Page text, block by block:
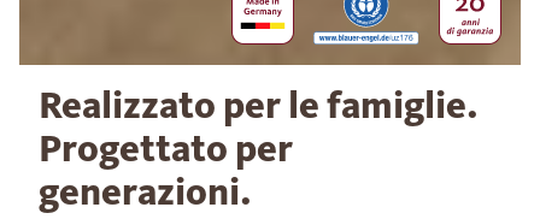
Realizzato per le famiglie.
Progettato per
generazioni.